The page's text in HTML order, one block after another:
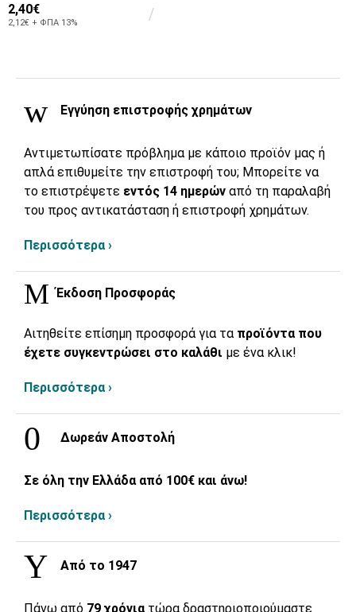
2,40€
2,12€ + ΦΠΑ 13%
Εγγύηση επιστροφής χρημάτων
Αντιμετωπίσατε πρόβλημα με κάποιο προϊόν μας ή
απλά επιθυμείτε την επιστροφή του; Μπορείτε να
το επιστρέψετε εντός 14 ημερών από τη παραλαβή
του προς αντικατάσταση ή επιστροφή χρημάτων.
Περισσότερα ›
Έκδοση Προσφοράς
Αιτηθείτε επίσημη προσφορά για τα προϊόντα που
έχετε συγκεντρώσει στο καλάθι με ένα κλικ!
Περισσότερα ›
Δωρεάν Αποστολή
Σε όλη την Ελλάδα από 100€ και άνω!
Περισσότερα ›
Από το 1947
Πάνω από 79 χρόνια τώρα δραστηριοποιούμαστε